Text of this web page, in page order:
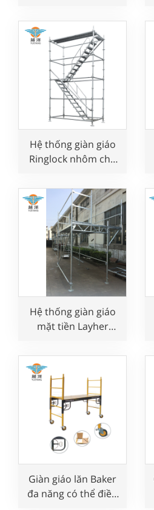
Hệ thống giàn giáo
Ringlock nhôm cho
không
Hệ thống giàn giáo
mặt tiền Layher
xây dựng
Giàn giáo lăn Baker
đa năng có thể điều